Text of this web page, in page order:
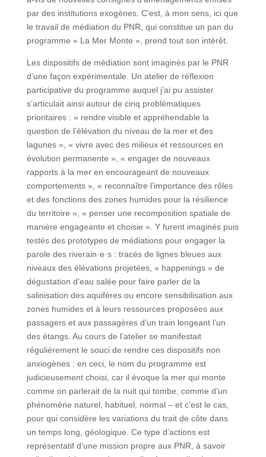
par des institutions exogènes. C’est, à mon sens, ici que
le travail de médiation du PNR, qui constitue un pan du
programme « La Mer Monte », prend tout son intérêt.
Les dispositifs de médiation sont imaginés par le PNR
d’une façon expérimentale. Un atelier de réflexion
participative du programme auquel j’ai pu assister
s’articulait ainsi autour de cinq problématiques
prioritaires : « rendre visible et appréhendable la
question de l’élévation du niveau de la mer et des
lagunes », « vivre avec des milieux et ressources en
évolution permanente », « engager de nouveaux
rapports à la mer en encourageant de nouveaux
comportements », « reconnaître l’importance des rôles
et des fonctions des zones humides pour la résilience
du territoire », « penser une recomposition spatiale de
manière engageante et choisie ». Y furent imaginés puis
testés des prototypes de médiations pour engager la
parole des riverain·e·s : tracés de lignes bleues aux
niveaux des élévations projetées, « happenings » de
dégustation d’eau salée pour faire parler de la
salinisation des aquifères ou encore sensibilisation aux
zones humides et à leurs ressources proposées aux
passagers et aux passagères d’un train longeant l’un
des étangs. Au cours de l’atelier se manifestait
régulièrement le souci de rendre ces dispositifs non
anxiogènes : en ceci, le nom du programme est
judicieusement choisi, car il évoque la mer qui monte
comme on parlerait de la nuit qui tombe, comme d’un
phénomène naturel, habituel, normal – et c’est le cas,
pour qui considère les variations du trait de côte dans
un temps long, géologique. Ce type d’actions est
représentatif d’une mission propre aux PNR, à savoir